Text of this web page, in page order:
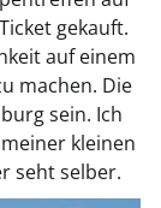
gekauft.
auf einem
machen. Die
sein. Ich
kleinen
seht selber.